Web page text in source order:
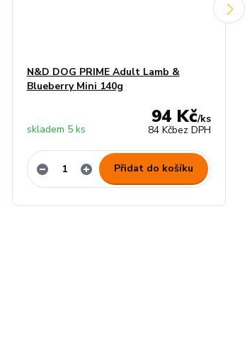
N&D DOG PRIME Adult Lamb &
Blueberry Mini 140g
94 Kč/ks
84 Kčbez DPH
skladem 5 ks
Přidat do košíku